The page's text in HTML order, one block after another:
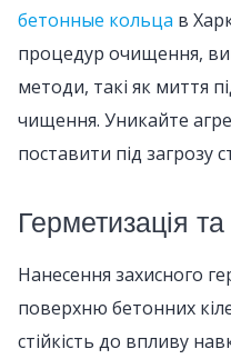
бетонные кольца в
процедур очищення,
методи, такі як миття
чищення. Уникайте
поставити під загрозу
Герметизація
Нанесення захисного
поверхню бетонних
стійкість до впливу